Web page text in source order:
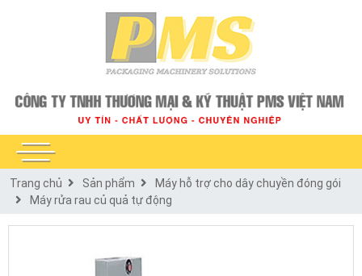
Trang chủ Sản phẩm
Máy hỗ trợ cho dây chuyền đóng gói
Máy rửa rau củ quả tự động